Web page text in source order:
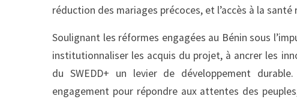
réduction des mariages précoces, et l’accès à la
Soulignant les réformes engagées au Bénin sous
institutionnaliser les acquis du projet, à ancrer les
du SWEDD+ un levier de développement
engagement pour répondre aux attentes des